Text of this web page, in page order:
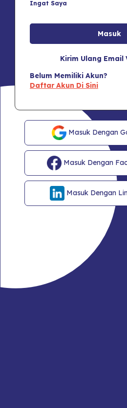
Ingat Saya
Kirim Ulang Email
Belum Memiliki Akun?
Daftar Akun Di Sini
Masuk Dengan
Masuk Dengan
Masuk Dengan